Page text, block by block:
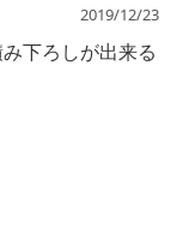
2019/12/23
下ろしが出来る